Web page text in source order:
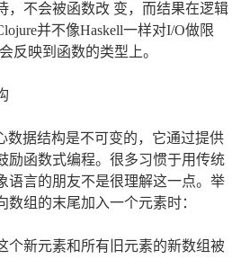
，不会被函数改 变，而结果在逻辑
并不像Haskell一样对I/O做限
反映到函数的类型上。
数据结构是不可变的，它通过提供
励函数式编程。很多习惯于用传统
语言的朋友不是很理解这一点。举
组的末尾加入一个元素时：
个新元素和所有旧元素的新数组被